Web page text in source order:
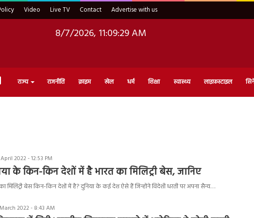
Video Live TV Contact Advertise with us
8/7/2026, 11:09:30 AM
Live राज्य राजनीति क्राइम खेल धर्म शिक्षा स्वास्थ्य लाइफ़स्टाइल
2022 - 12:53 PM
के किन-किन देशों में है भारत का मिलिट्री बेस, जानिए
मिलिट्री बेस किन-किन देशों में है? दुनिया के कई देश ऐसे हैं जिन्होंने विदेशी धरती पर अपना सैन्य…
2022 - 8:43 AM